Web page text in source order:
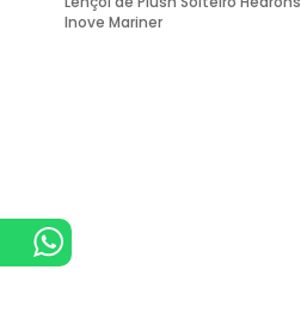
Inove Mariner